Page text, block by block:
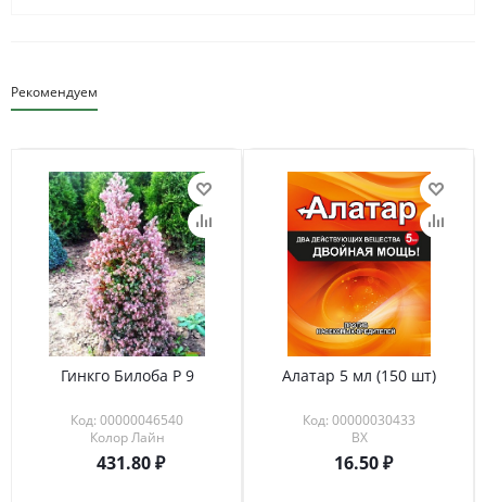
Рекомендуем
Гинкго Билоба Р 9
Код: 00000046540
Колор Лайн
431.80
Алатар 5 мл (150 шт)
Код: 00000030433
ВХ
16.50